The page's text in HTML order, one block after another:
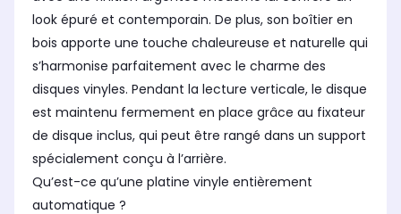
look épuré et contemporain. De plus, son boîtier en
bois apporte une touche chaleureuse et naturelle qui
s’harmonise parfaitement avec le charme des
disques vinyles. Pendant la lecture verticale, le disque
est maintenu fermement en place grâce au fixateur
de disque inclus, qui peut être rangé dans un support
spécialement conçu à l’arrière.
Qu’est-ce qu’une platine vinyle entièrement
automatique ?